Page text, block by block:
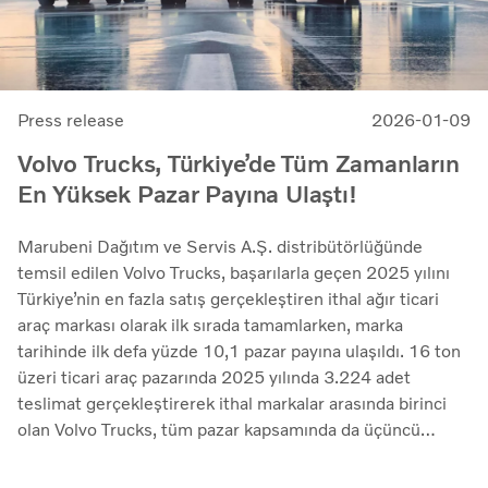
Press release 2026-01-09
Volvo Trucks, Türkiye’de Tüm Zamanların
En Yüksek Pazar Payına Ulaştı!
Marubeni Dağıtım ve Servis A.Ş. distribütörlüğünde
temsil edilen Volvo Trucks, başarılarla geçen 2025 yılını
Türkiye’nin en fazla satış gerçekleştiren ithal ağır ticari
araç markası olarak ilk sırada tamamlarken, marka
tarihinde ilk defa yüzde 10,1 pazar payına ulaşıldı. 16 ton
üzeri ticari araç pazarında 2025 yılında 3.224 adet
teslimat gerçekleştirerek ithal markalar arasında birinci
olan Volvo Trucks, tüm pazar kapsamında da üçüncü